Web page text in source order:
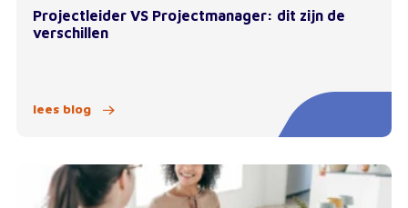
Projectleider VS Projectmanager: dit zijn de
verschillen
lees blog